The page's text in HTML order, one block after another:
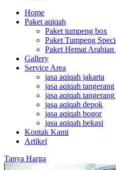
Home
Paket aqiqah
Paket tumpeng box
Paket Tumpeng
Paket Hemat Arabian
Gallery
Service Area
jasa aqiqah jakarta
jasa aqiqah tangerang
jasa aqiqah tangerang
jasa aqiqah depok
jasa aqiqah bogor
jasa aqiqah bekasi
Kontak Kami
Artikel
Tanya Harga